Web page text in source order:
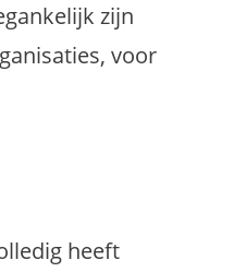
zijn
voor
heeft